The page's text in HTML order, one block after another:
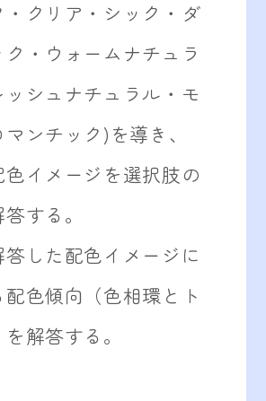
・クリア・シック・ダ
ク・ウォームナチュラ
シュナチュラル・モ
ンチック)を導き、
色イメージを選択肢の
する。
した配色イメージに
色傾向（色相環とト
解答する。